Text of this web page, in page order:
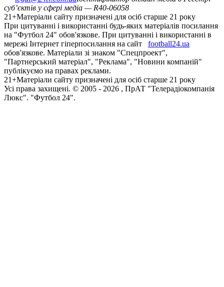
суб’єктів у сфері медіа — R40-06058
21+Матеріали сайту призначені для осіб старше 21 року
При цитуванні і використанні будь-яких матеріалів посилання
на "Футбол 24" обов'язкове. При цитуванні і використанні в
мережі Інтернет гіперпосилання на сайт
football24.ua
обов'язкове. Матеріали зі знаком "Спецпроект",
"Партнерський матеріал", "Реклама", "Новини компаній"
публікуємо на правах реклами.
21+Матеріали сайту призначені для осіб старше 21 року
Усi права захищенi. © 2005 - 2026 , ПрАТ "Телерадіокомпанія
Люкс". "Футбол 24".